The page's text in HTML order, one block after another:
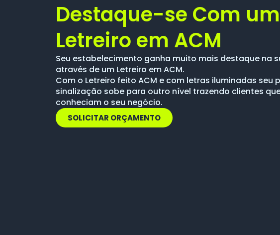
Destaque-se Com um
Letreiro em ACM
Seu estabelecimento ganha muito mais destaque na
através de um Letreiro em ACM.
Com o Letreiro feito ACM e com letras iluminadas seu
sinalização sobe para outro nível trazendo clientes
conheciam o seu negócio.
SOLICITAR ORÇAMENTO